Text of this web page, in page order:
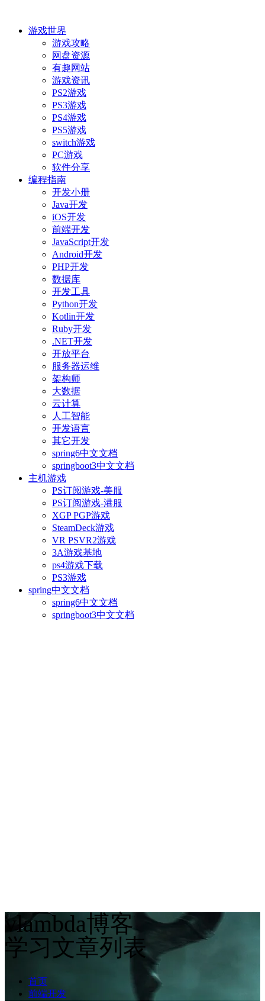
游戏世界
游戏攻略
网盘资源
有趣网站
游戏资讯
PS2游戏
PS3游戏
PS4游戏
PS5游戏
switch游戏
PC游戏
软件分享
编程指南
开发小册
Java开发
iOS开发
前端开发
JavaScript开发
Android开发
PHP开发
数据库
开发工具
Python开发
Kotlin开发
Ruby开发
.NET开发
开放平台
服务器运维
架构师
大数据
云计算
人工智能
开发语言
其它开发
spring6中文文档
springboot3中文文档
主机游戏
PS订阅游戏-美服
PS订阅游戏-港服
XGP PGP游戏
SteamDeck游戏
VR PSVR2游戏
3A游戏基地
ps4游戏下载
PS3游戏
spring中文文档
spring6中文文档
springboot3中文文档
vlambda博客
学习文章列表
首页
前端开发